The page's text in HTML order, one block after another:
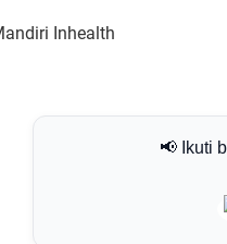
Inhealth
📢 Ikuti